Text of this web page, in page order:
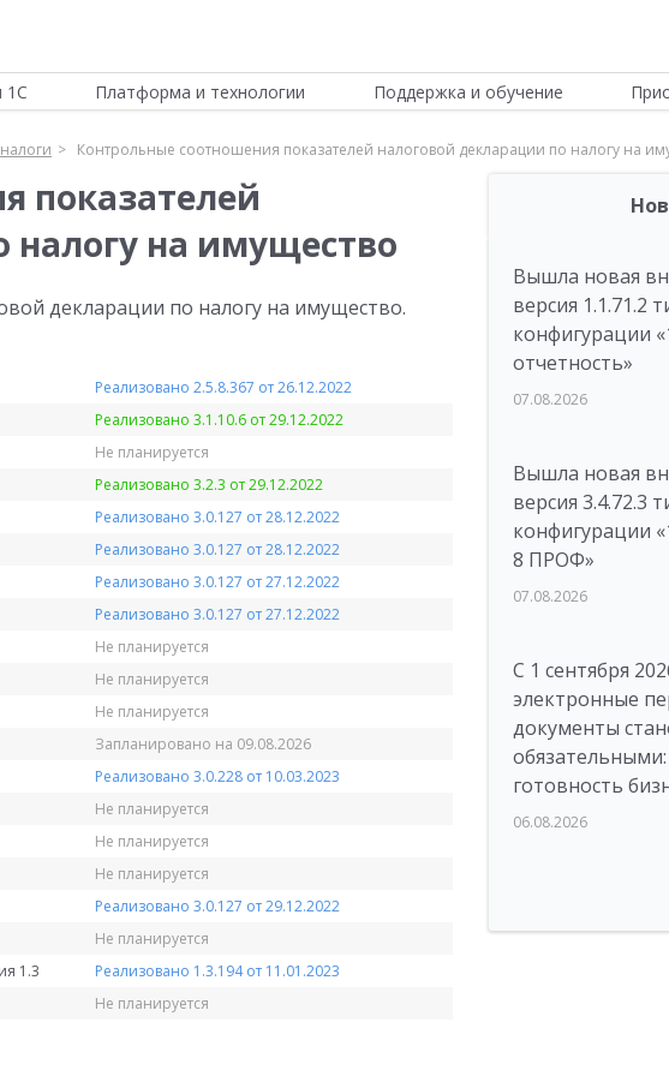
1С Платформа и технологии Поддержка и обучение
Контрольные соотношения показателей налоговой декларации по налогу на
показателей
налогу на имущество
декларации по налогу на имущество.
Реализовано 2.5.8.367 от 26.12.2022
Реализовано 3.1.10.6 от 29.12.2022
Не планируется
Реализовано 3.2.3 от 29.12.2022
Реализовано 3.0.127 от 28.12.2022
Реализовано 3.0.127 от 28.12.2022
Реализовано 3.0.127 от 27.12.2022
Реализовано 3.0.127 от 27.12.2022
Не планируется
Не планируется
Не планируется
Запланировано на 09.08.2026
Реализовано 3.0.228 от 10.03.2023
Не планируется
Не планируется
Не планируется
Реализовано 3.0.127 от 29.12.2022
Не планируется
1.3
Реализовано 1.3.194 от 11.01.2023
Не планируется
Вышла новая
версия 1.1.71.2
конфигурации
отчетность»
07.08.2026
Вышла новая
версия 3.4.72.3
конфигурации
8 ПРОФ»
07.08.2026
С 1 сентября
электронные
документы
готовность
06.08.2026